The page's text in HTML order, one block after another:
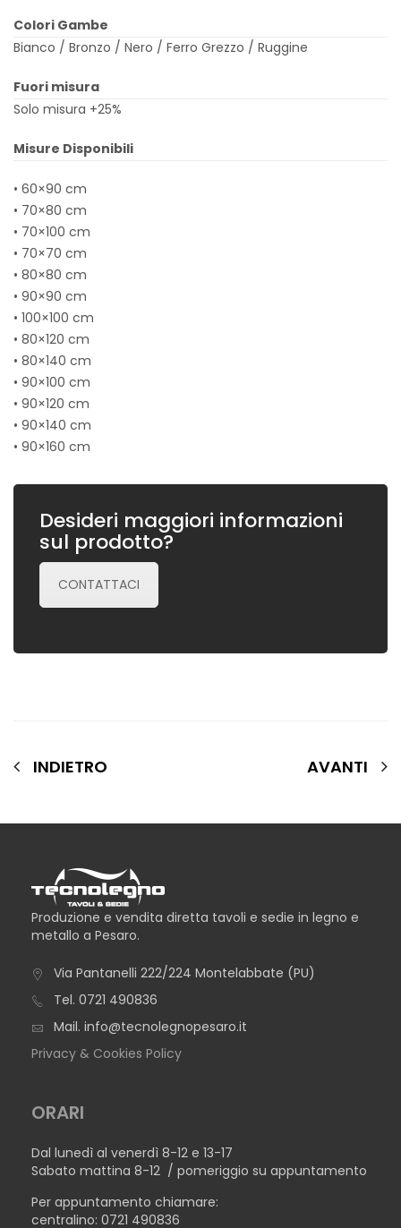
Colori Gambe
Bianco / Bronzo / Nero / Ferro Grezzo / Ruggine
Fuori misura
Solo misura +25%
Misure Disponibili
• 60×90 cm
• 70×80 cm
• 70×100 cm
• 70×70 cm
• 80×80 cm
• 90×90 cm
• 100×100 cm
• 80×120 cm
• 80×140 cm
• 90×100 cm
• 90×120 cm
• 90×140 cm
• 90×160 cm
Desideri maggiori informazioni
sul prodotto?
CONTATTACI
INDIETRO AVANTI
Produzione e vendita diretta tavoli e sedie in legno e
metallo a Pesaro.
Via Pantanelli 222/224 Montelabbate (PU)
Tel. 0721 490836
Mail. info@tecnolegnopesaro.it
Privacy & Cookies Policy
ORARI
Dal lunedì al venerdì 8-12 e 13-17
Sabato mattina 8-12 / pomeriggio su appuntamento
Per appuntamento chiamare:
centralino: 0721 490836